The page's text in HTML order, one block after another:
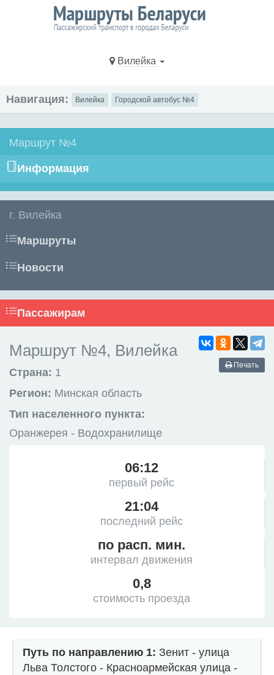
Вилейка
Навигация: Вилейка Городской автобус №4
Маршрут №4
Информация
г. Вилейка
Маршруты
Новости
Пассажирам
Печать
Маршрут №4, Вилейка
Страна: 1
Регион: Минская область
Тип населенного пункта:
Оранжерея - Водохранилище
06:12
первый рейс
21:04
последний рейс
по расп. мин.
интервал движения
0,8
стоимость проезда
Путь по направлению 1: Зенит - улица
Льва Толстого - Красноармейская улица -